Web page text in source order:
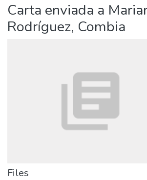
Carta enviada a
Rodríguez, Combia
Files